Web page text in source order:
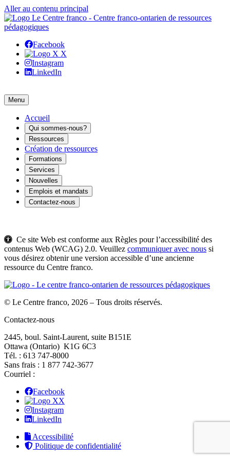
Aller au contenu principal
Facebook
X
Instagram
LinkedIn
Menu
Accueil
Qui sommes-nous?
Ressources
Création de ressources
Formations
Services
Nouvelles
Emplois et mandats
Contactez-nous
Ce site Web est conforme aux Règles pour l’accessibilité des
contenus Web (WCAG) 2.0. Veuillez communiquer avec nous si
vous désirez obtenir une version accessible d’une ancienne
ressource du Centre franco.
© Le Centre franco, 2026 – Tous droits réservés.
Contactez-nous
2445, boul. Saint-Laurent, suite B151E
Ottawa (Ontario) K1G 6C3
Tél. : 613 747‑8000
Sans frais : 1 877 742‑3677
Courriel :
Facebook
X
Instagram
LinkedIn
Accessibilité
Politique de confidentialité